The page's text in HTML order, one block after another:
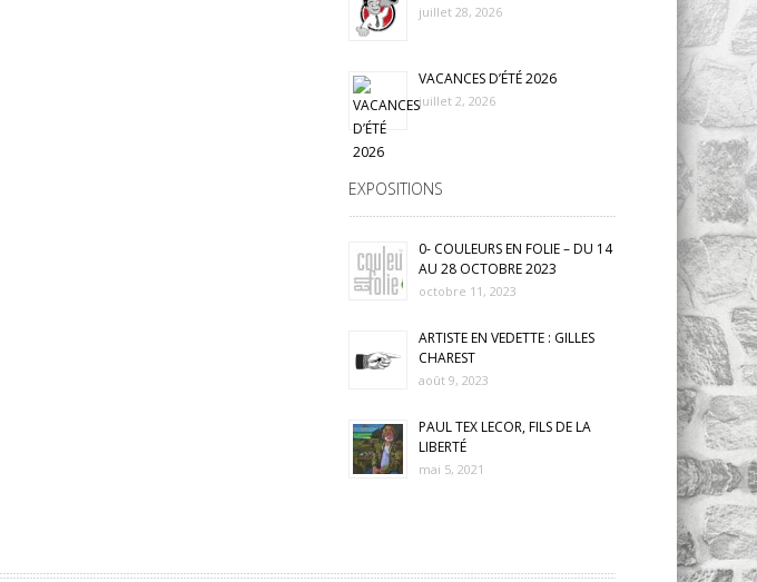
juillet 28, 2026
VACANCES D’ÉTÉ 2026
juillet 2, 2026
EXPOSITIONS
0- COULEURS EN FOLIE – DU 14
AU 28 OCTOBRE 2023
octobre 11, 2023
ARTISTE EN VEDETTE : GILLES
CHAREST
août 9, 2023
PAUL TEX LECOR, FILS DE LA
LIBERTÉ
mai 5, 2021